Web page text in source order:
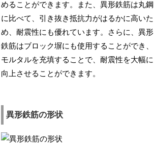
めることができます。また、異形鉄筋は丸鋼
に比べて、引き抜き抵抗力がはるかに高いた
め、耐震性にも優れています。さらに、異形
鉄筋はブロック塀にも使用することができ、
モルタルを充填することで、耐震性を大幅に
向上させることができます。
異形鉄筋の形状